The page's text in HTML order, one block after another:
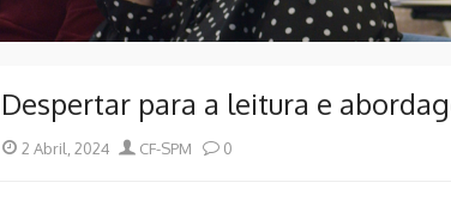
Despertar para a leitura e
Posted
2 Abril, 2024 Author
CF-SPM 0